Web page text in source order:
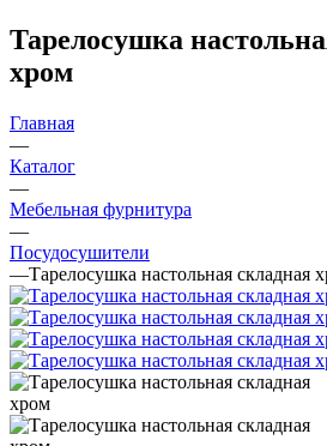
Тарелосушка
хром
Главная
—
Каталог
—
Мебельная фурнитура
—
Посудосушители
—Тарелосушка настольная складная